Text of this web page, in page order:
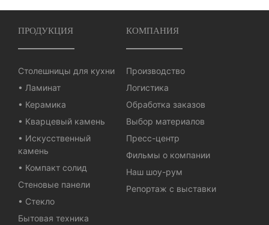
ПРОДУКЦИЯ
Столешницы для кухни
• Ламинат
• Керамика
• Кварцевый камень
• Искусственный
камень
• Компакт солид
Стеновые панели
• Стекло
Бытовая техника
КОМПАНИЯ
Производство
Логистика
Обработка заказов
Выбор материалов
Пресс-центр
Фильмы о компании
Наш шоу-рум
Репортаж с выставки